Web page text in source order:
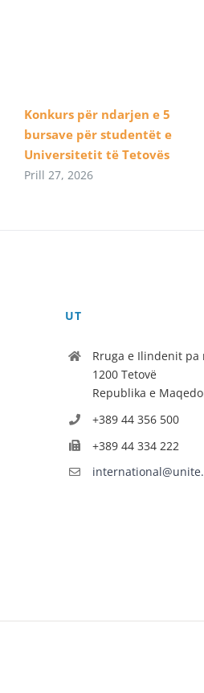
Konkurs për ndarjen e 5
bursave për studentët e
Universitetit të Tetovës
Prill 27, 2026
UT
Rruga e Ilindenit pa
1200 Tetovë
Republika e
+389 44 356 500
+389 44 334 222